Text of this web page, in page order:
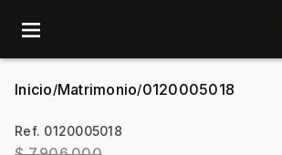
menu
Inicio/Matrimonio/0120005018
Ref. 0120005018